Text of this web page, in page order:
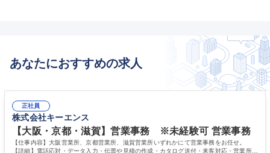
あなたにおすすめの求人
正社員
株式会社キーエンス
【大阪・京都・滋賀】営業事務 ※未経験可 営業事務
【仕事内容】大阪営業所、京都営業所、滋賀営業所いずれかにて営業事務をお任せ。
【詳細】電話応対・データ入力・伝票や見積の作成・カタログ送付・来客対応・営業所内